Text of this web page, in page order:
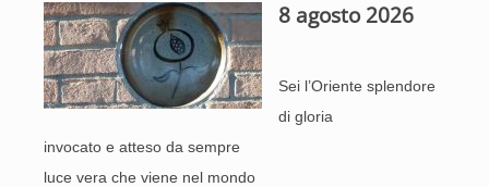
8 agosto 2026
Sei l’Oriente splendore
di gloria
invocato e atteso da sempre
luce vera che viene nel mondo